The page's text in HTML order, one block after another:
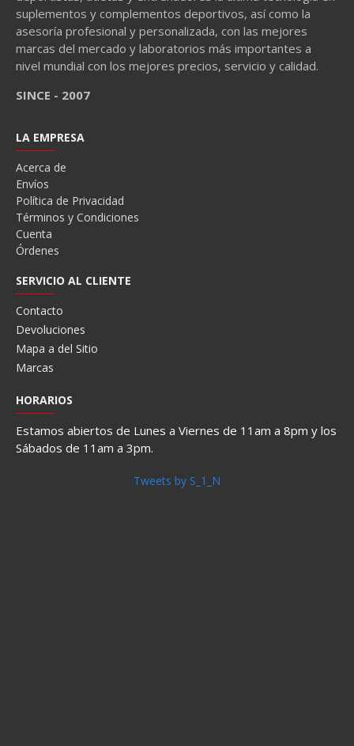
suplementos y complementos deportivos, así como la
asesoría profesional y personalizada, con las mejores
marcas del mercado y laboratorios más importantes a
nivel mundial con los mejores precios, servicio y calidad.
SINCE - 2007
LA EMPRESA
Acerca de
Envíos
Política de Privacidad
Términos y Condiciones
Cuenta
Órdenes
SERVICIO AL CLIENTE
Contacto
Devoluciones
Mapa a del Sitio
Marcas
HORARIOS
Estamos abiertos de Lunes a Viernes de 11am a 8pm y los
Sábados de 11am a 3pm.
Tweets by S_1_N